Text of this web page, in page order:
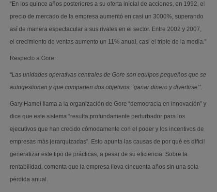
“En los quince años posteriores a su oferta inicial de acciones, en 1992, el
precio de mercado de la empresa aumentó en casi un 3000%, superando
así de manera espectacular a sus rivales en el sector. Entre 2002 y 2007,
el crecimiento de ventas aumento un 11% anual, casi el triple de la media.”
Respecto a Gore:
“Las unidades operativas centrales de Gore son equipos pequeños que se
autogestionan y que comparten dos objetivos: ‘ganar dinero y divertirse’”.
Gary Hamel llama a la organización de Gore “democracia en innovación” y
dice que este sistema “resulta profundamente perturbador para los
ejecutivos que han crecido cómodamente con el poder y los incentivos de
empresas más jerarquizadas”. Esto apunta las causas de por qué es difícil
generalizar este tipo de prácticas, a pesar de su eficiencia. Sobre la
rentabilidad, comenta que la empresa lleva cincuenta años sin una sola
pérdida anual.